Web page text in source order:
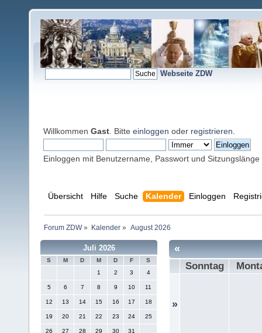
Webseite ZDW
Willkommen Gast . Bitte einloggen oder registrieren
Einloggen mit Benutzername, Passwort und Sitzungslänge
Übersicht Hilfe Suche Kalender Einloggen
Forum ZDW» Kalender » August 2026
Juli 2026
S M D M D F
S
1
2 3 4
5 6 7 8 9 10 11
12 13 14 15 16 17 18
19 20 21 22 23 24 25
26 27 28 29 30 31
«
Sonntag
»